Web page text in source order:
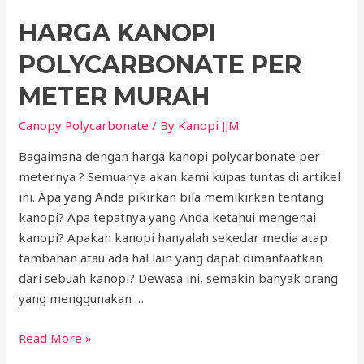
HARGA KANOPI
POLYCARBONATE PER
METER MURAH
Canopy Polycarbonate / By Kanopi JJM
Bagaimana dengan harga kanopi polycarbonate per
meternya ? Semuanya akan kami kupas tuntas di artikel
ini. Apa yang Anda pikirkan bila memikirkan tentang
kanopi? Apa tepatnya yang Anda ketahui mengenai
kanopi? Apakah kanopi hanyalah sekedar media atap
tambahan atau ada hal lain yang dapat dimanfaatkan
dari sebuah kanopi? Dewasa ini, semakin banyak orang
yang menggunakan …
Harga
Read More »